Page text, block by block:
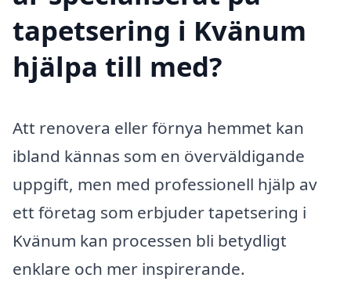
tapetsering i Kvänum
hjälpa till med?
Att renovera eller förnya hemmet kan
ibland kännas som en överväldigande
uppgift, men med professionell hjälp av
ett företag som erbjuder tapetsering i
Kvänum kan processen bli betydligt
enklare och mer inspirerande.